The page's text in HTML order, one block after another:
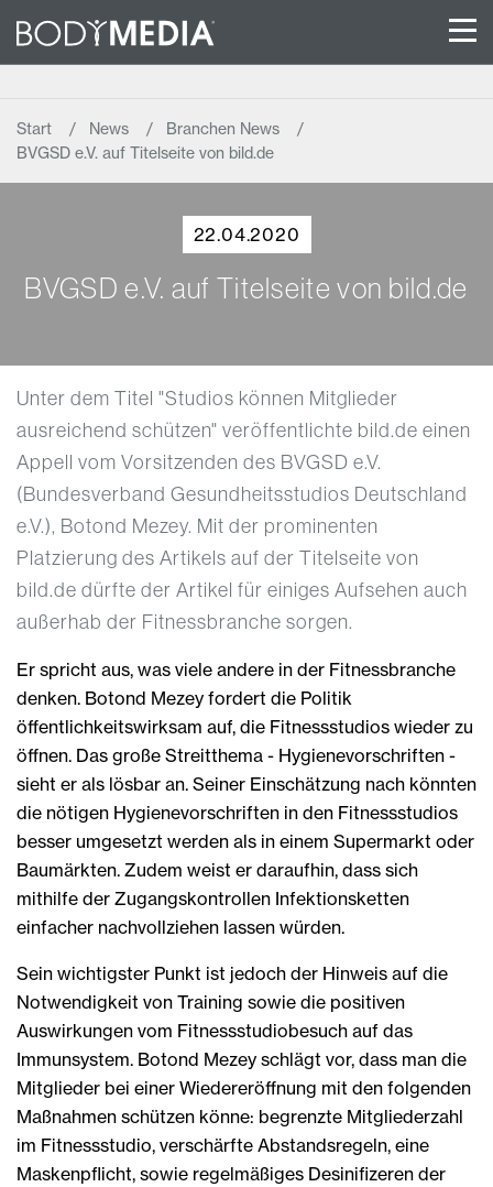
Start News
Branchen News
BVGSD e.V. auf Titelseite von bild.de
22.04.2020
BVGSD e.V. auf Titelseite von bild.de
Unter dem Titel "Studios können Mitglieder
ausreichend schützen" veröffentlichte bild.de einen
Appell vom Vorsitzenden des BVGSD e.V.
(Bundesverband Gesundheitsstudios Deutschland
e.V.), Botond Mezey. Mit der prominenten
Platzierung des Artikels auf der Titelseite von
bild.de dürfte der Artikel für einiges Aufsehen auch
außerhab der Fitnessbranche sorgen.
Er spricht aus, was viele andere in der Fitnessbranche
denken. Botond Mezey fordert die Politik
öffentlichkeitswirksam auf, die Fitnessstudios wieder zu
öffnen. Das große Streitthema - Hygienevorschriften -
sieht er als lösbar an. Seiner Einschätzung nach könnten
die nötigen Hygienevorschriften in den Fitnessstudios
besser umgesetzt werden als in einem Supermarkt oder
Baumärkten. Zudem weist er daraufhin, dass sich
mithilfe der Zugangskontrollen Infektionsketten
einfacher nachvollziehen lassen würden.
Sein wichtigster Punkt ist jedoch der Hinweis auf die
Notwendigkeit von Training sowie die positiven
Auswirkungen vom Fitnessstudiobesuch auf das
Immunsystem. Botond Mezey schlägt vor, dass man die
Mitglieder bei einer Wiedereröffnung mit den folgenden
Maßnahmen schützen könne: begrenzte Mitgliederzahl
im Fitnessstudio, verschärfte Abstandsregeln, eine
Maskenpflicht, sowie regelmäßiges Desinifizeren der